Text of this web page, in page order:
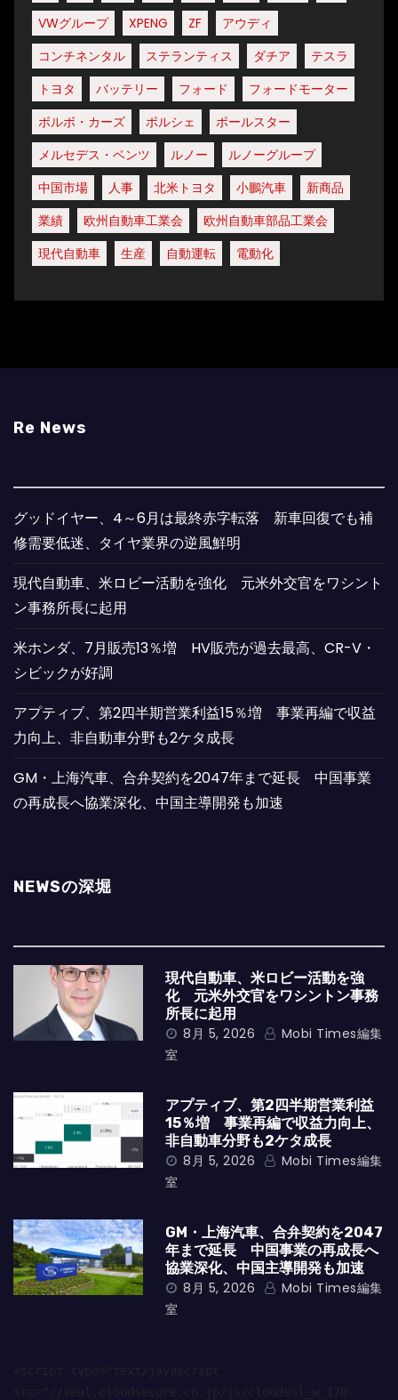
VWグループ
XPENG ZF
アウディ
コンチネンタル
ステランティス ダチア
テスラ
トヨタ
バッテリー フォード
フォードモーター
ボルボ・カーズ
ポルシェ
ポールスター
メルセデス・ベンツ
ルノー
ルノーグループ
中国市場
人事 北米トヨタ 小鵬汽車
新商品
業績
欧州自動車工業会
欧州自動車部品工業会
現代自動車
生産 自動運転 電動化
Re News
グッドイヤー、4～6月は最終赤字転落 新車回復でも補
修需要低迷、タイヤ業界の逆風鮮明
現代自動車、米ロビー活動を強化 元米外交官をワシント
ン事務所長に起用
米ホンダ、7月販売13％増 HV販売が過去最高、CR-V・
シビックが好調
アプティブ、第2四半期営業利益15％増 事業再編で収益
力向上、非自動車分野も2ケタ成長
GM・上海汽車、合弁契約を2047年まで延長 中国事業
の再成長へ協業深化、中国主導開発も加速
NEWSの深堀
現代自動車、米ロビー活動を強
化 元米外交官をワシントン事務
所長に起用
8月 5, 2026
Mobi Times編集
室
アプティブ、第2四半期営業利益
15％増 事業再編で収益力向上、
非自動車分野も2ケタ成長
8月 5, 2026
Mobi Times編集
室
GM・上海汽車、合弁契約を2047
年まで延長 中国事業の再成長へ
協業深化、中国主導開発も加速
8月 5, 2026
Mobi Times編集
室